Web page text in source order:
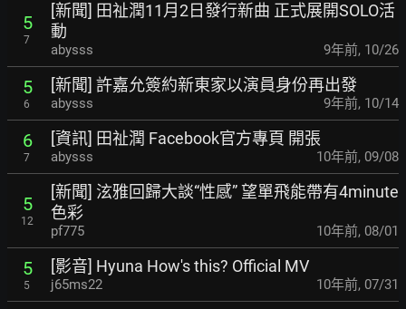
5
7
[新聞] 田祉潤11月2日發行新曲 正式展開SOLO活
動
abysss 9年前, 10/26
5
6
[新聞] 許嘉允簽約新東家以演員身份再出發
abysss 9年前, 10/14
6
7
[資訊] 田祉潤 Facebook官方專頁 開張
abysss 10年前, 09/08
5
12
[新聞] 泫雅回歸大談“性感” 望單飛能帶有4minute
色彩
pf775 10年前, 08/01
5
5
[影音] Hyuna How's this? Official MV
j65ms22 10年前, 07/31